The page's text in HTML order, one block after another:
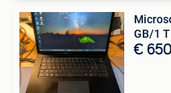
GB/1
€